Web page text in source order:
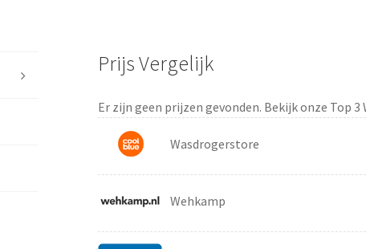
Prijs Vergelijk
Er zijn geen prijzen gevonden. Bekijk onze Top 3
Wasdrogerstore
Wehkamp